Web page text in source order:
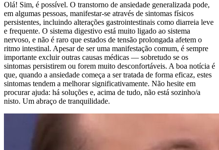
Olá! Sim, é possível. O transtorno de ansiedade generalizada pode,
em algumas pessoas, manifestar-se através de sintomas físicos
persistentes, incluindo alterações gastrointestinais como diarreia leve
e frequente. O sistema digestivo está muito ligado ao sistema
nervoso, e não é raro que estados de tensão prolongada afetem o
ritmo intestinal. Apesar de ser uma manifestação comum, é sempre
importante excluir outras causas médicas — sobretudo se os
sintomas persistirem ou forem muito desconfortáveis. A boa notícia é
que, quando a ansiedade começa a ser tratada de forma eficaz, estes
sintomas tendem a melhorar significativamente. Não hesite em
procurar ajuda: há soluções e, acima de tudo, não está sozinho/a
nisto. Um abraço de tranquilidade.